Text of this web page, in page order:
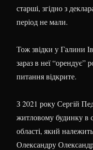
старші, згідно з
період не мали.
Тож звідки у Галини
зараз в неї “орендує”
питання відкрите.
З 2021 року Сергій
житловому будинку в
області, який
Олександру